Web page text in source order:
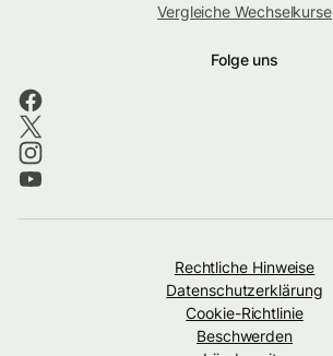
Vergleiche Wechselkurse
Folge uns
Rechtliche Hinweise
Datenschutzerklärung
Cookie-Richtlinie
Beschwerden